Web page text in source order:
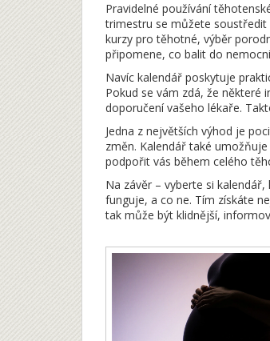
Pravidelné používání
trimestru se můžete soustředit
kurzy pro těhotné, výběr
připomene, co balit do
Navíc kalendář poskytuje
Pokud se vám zdá, že některé
doporučení vašeho lékaře.
Jedna z největších výhod je
změn. Kalendář také
podpořit vás během celého
Na závěr – vyberte si
funguje, a co ne. Tím získáte
tak může být klidnější,